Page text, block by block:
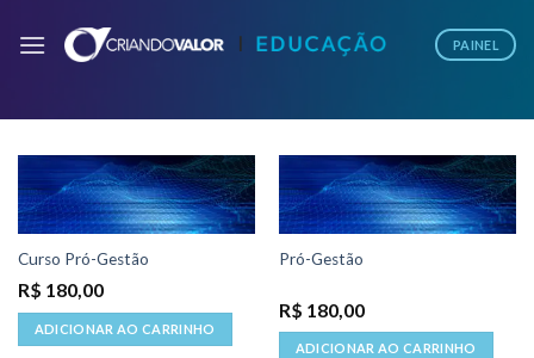
PAINEL
Curso Pró-Gestão
R$ 180,00
ADICIONAR AO CARRINHO
Pró-Gestão
R$ 180,00
ADICIONAR AO CARRINHO